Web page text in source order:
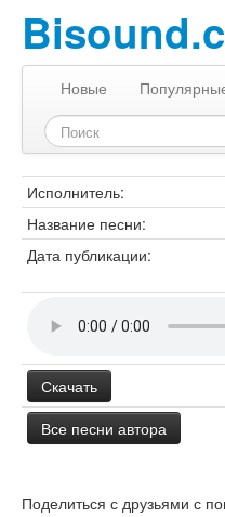
Новые
Исполнитель:
Название песни:
Дата публикации:
Скачать
Все песни автора
Поделиться с друзьями с